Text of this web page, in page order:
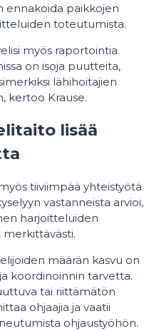
ennakoida paikkojen
toteutumista.
myös raportointia.
on isoja puutteita,
lähihoitajien
kertoo Krause.
lisää
tiiviimpää yhteistyötä
vastanneista arvioi,
harjoitteluiden
määrän kasvu on
koordinoinnin tarvetta.
tai riittämätön
ohjaajia ja vaatii
ohjaustyöhön.